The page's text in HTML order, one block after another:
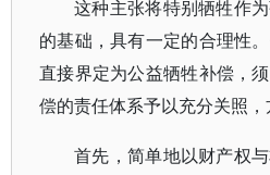
这种主张将特别牺牲作
的基础，具有一定的合理性
直接界定为公益牺牲补偿，
偿的责任体系予以充分关照，
首先，简单地以财产权